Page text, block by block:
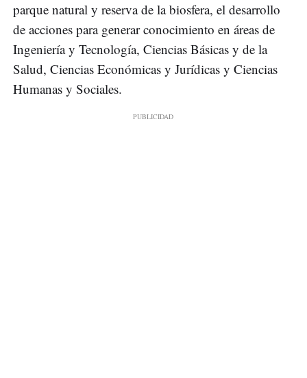
parque natural y reserva de la biosfera, el desarrollo
de acciones para generar conocimiento en áreas de
Ingeniería y Tecnología, Ciencias Básicas y de la
Salud, Ciencias Económicas y Jurídicas y Ciencias
Humanas y Sociales.